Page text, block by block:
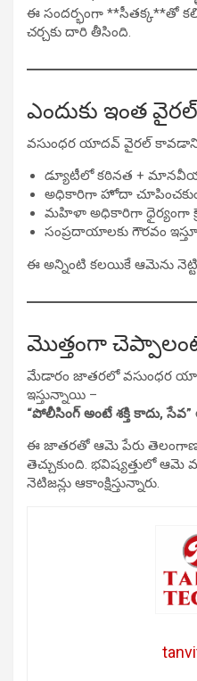
ఈ సందర్భంగా **సీతక్క**తో
చర్చకు దారి తీసింది.
ఎందుకు ఇంత
వసుంధర యాదవ్ వైరల్
డ్యూటీలో కఠినత +
అధికారిగా హోదా
మహిళా అధికారిగా ధైర్యంగా
సంప్రదాయాలకు గౌరవం
ఈ అన్నింటి కలయికే ఆమెను
మొత్తంగా
మేడారం జాతరలో వసుంధర
ఇస్తున్నాయి –
“పోలీసింగ్ అంటే శక్తి కాదు, సేవ”
ఈ జాతరతో ఆమె పేరు
తెచ్చుకుంది. భవిష్యత్తులో
నెటిజన్లు ఆకాంక్షిస్తున్నారు.